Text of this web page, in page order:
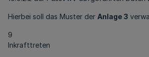
Hierbei soll das Muster der Anlage 3
9
Inkrafttreten